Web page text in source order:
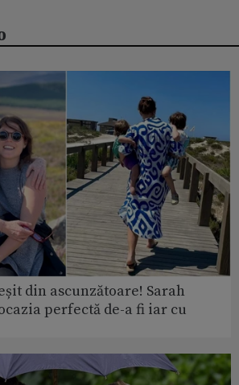
din ascunzătoare! Sarah
perfectă de-a fi iar cu